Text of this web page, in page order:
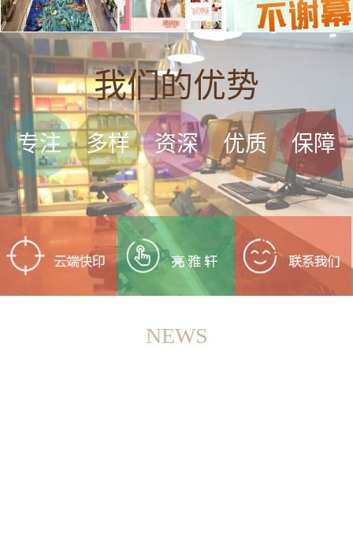
我们的优势
专注 多样 资深 优质 保障
NEWS